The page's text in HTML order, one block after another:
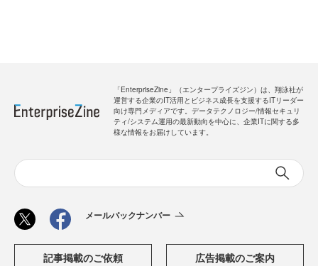
「EnterpriseZine」（エンタープライズジン）は、翔泳社が
運営する企業のIT活用とビジネス成長を支援するITリーダー
向け専門メディアです。データテクノロジー/情報セキュリ
ティ/システム運用の最新動向を中心に、企業ITに関する多
様な情報をお届けしています。
メールバックナンバー
記事掲載のご依頼 広告掲載のご案内